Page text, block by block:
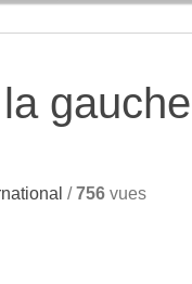
gauche
/756 vues